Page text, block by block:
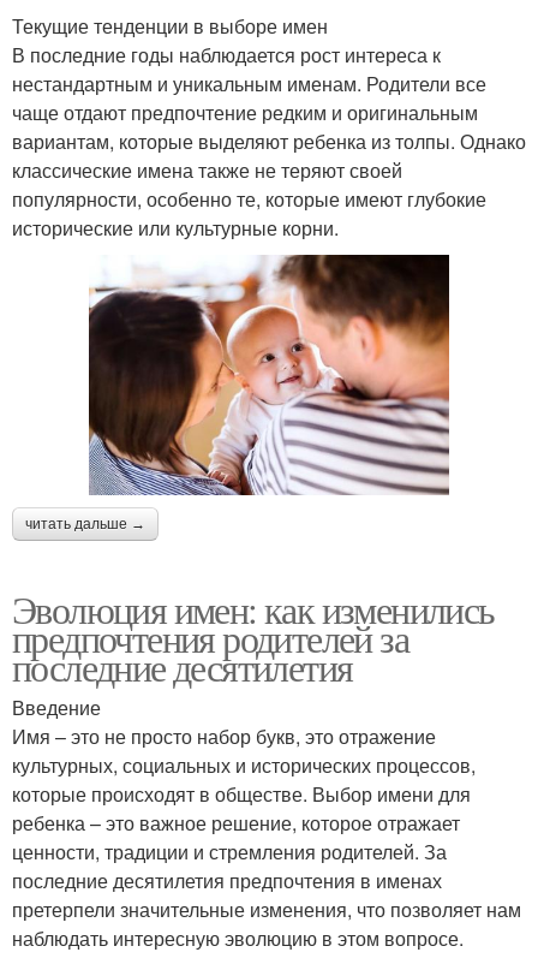
Текущие тенденции в выборе имен
В последние годы наблюдается рост интереса к
нестандартным и уникальным именам. Родители все
чаще отдают предпочтение редким и оригинальным
вариантам, которые выделяют ребенка из толпы. Однако
классические имена также не теряют своей
популярности, особенно те, которые имеют глубокие
исторические или культурные корни.
читать дальше →
Эволюция имен: как изменились
предпочтения родителей за
последние десятилетия
Введение
Имя – это не просто набор букв, это отражение
культурных, социальных и исторических процессов,
которые происходят в обществе. Выбор имени для
ребенка – это важное решение, которое отражает
ценности, традиции и стремления родителей. За
последние десятилетия предпочтения в именах
претерпели значительные изменения, что позволяет нам
наблюдать интересную эволюцию в этом вопросе.